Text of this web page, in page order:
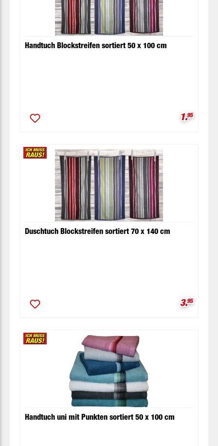
Handtuch Blockstreifen sortiert 50 x 100 cm
1.95
Duschtuch Blockstreifen sortiert 70 x 140 cm
3.95
Handtuch uni mit Punkten sortiert 50 x 100 cm